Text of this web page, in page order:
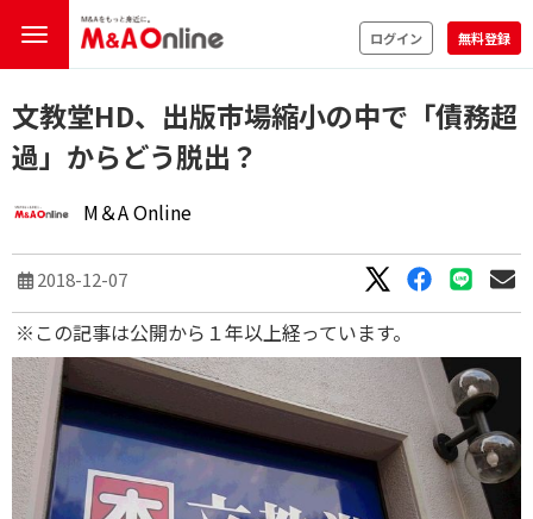
ログイン 無料登録
文教堂HD、出版市場縮小の中で「債務超
過」からどう脱出？
M＆A Online
2018-12-07
※この記事は公開から１年以上経っています。